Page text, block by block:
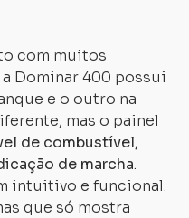
com muitos
Dominar 400 possui
e o outro na
mas o painel
de combustível,
de marcha.
intuitivo e funcional.
que só mostra